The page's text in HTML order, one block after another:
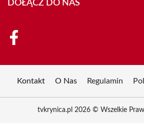
DOŁĄCZ DO NAS
Kontakt O Nas Regulamin
tvkrynica.pl 2026 © Wszelkie